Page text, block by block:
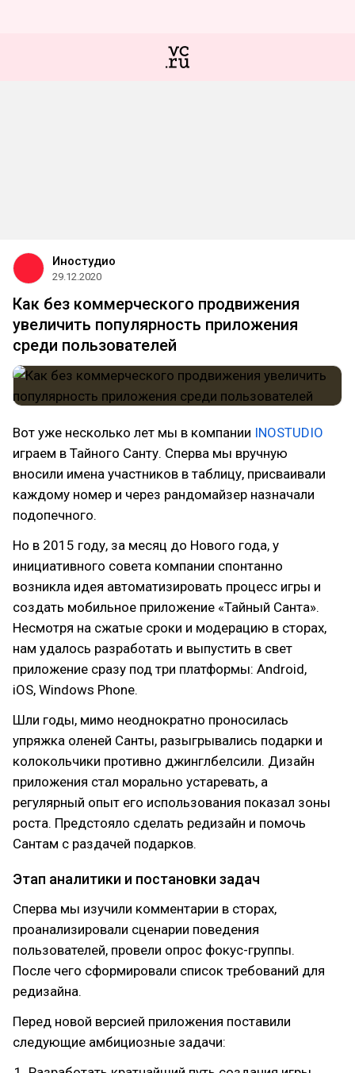
Иностудио
29.12.2020
Как без коммерческого продвижения
увеличить популярность приложения
среди пользователей
Вот уже несколько лет мы в компании INOSTUDIO
играем в Тайного Санту. Сперва мы вручную
вносили имена участников в таблицу, присваивали
каждому номер и через рандомайзер назначали
подопечного.
Но в 2015 году, за месяц до Нового года, у
инициативного совета компании спонтанно
возникла идея автоматизировать процесс игры и
создать мобильное приложение «Тайный Санта».
Несмотря на сжатые сроки и модерацию в сторах,
нам удалось разработать и выпустить в свет
приложение сразу под три платформы: Android,
iOS, Windows Phone.
Шли годы, мимо неоднократно проносилась
упряжка оленей Санты, разыгрывались подарки и
колокольчики противно джинглбелсили. Дизайн
приложения стал морально устаревать, а
регулярный опыт его использования показал зоны
роста. Предстояло сделать редизайн и помочь
Сантам с раздачей подарков.
Этап аналитики и постановки задач
Сперва мы изучили комментарии в сторах,
проанализировали сценарии поведения
пользователей, провели опрос фокус-группы.
После чего сформировали список требований для
редизайна.
Перед новой версией приложения поставили
следующие амбициозные задачи: